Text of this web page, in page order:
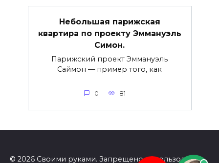
Небольшая парижская
квартира по проекту Эммануэль
Симон.
Парижский проект Эммануэль
Саймон — пример того, как
0 81
© 2026 Своими руками. Запрещено использование